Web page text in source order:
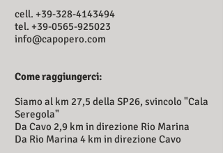
cell. +39-328-4143494
tel. +39-0565-925023
info@capopero.com
Come raggiungerci:
Siamo al km 27,5 della SP26, svincolo "Cala
Seregola"
Da Cavo 2,9 km in direzione Rio Marina
Da Rio Marina 4 km in direzione Cavo